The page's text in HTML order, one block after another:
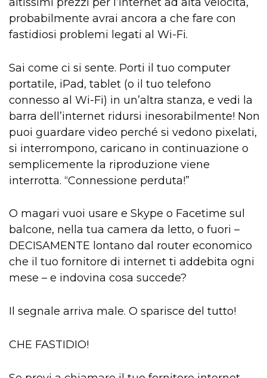
probabilmente avrai ancora a che fare con
fastidiosi problemi legati al Wi-Fi.
Sai come ci si sente. Porti il tuo computer
portatile, iPad, tablet (o il tuo telefono
connesso al Wi-Fi) in un’altra stanza, e vedi la
barra dell’internet ridursi inesorabilmente! Non
puoi guardare video perché si vedono pixelati,
si interrompono, caricano in continuazione o
semplicemente la riproduzione viene
interrotta. “Connessione perduta!”
O magari vuoi usare e Skype o Facetime sul
balcone, nella tua camera da letto, o fuori –
DECISAMENTE lontano dal router economico
che il tuo fornitore di internet ti addebita ogni
mese – e indovina cosa succede?
Il segnale arriva male. O sparisce del tutto!
CHE FASTIDIO!